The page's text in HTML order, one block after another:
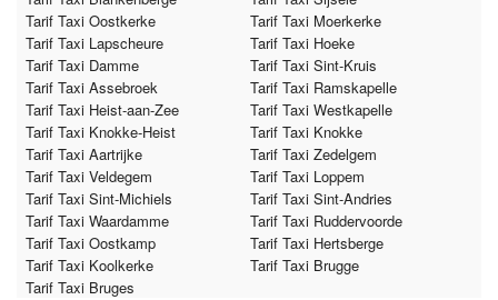
Tarif Taxi Oostkerke
Tarif Taxi Moerkerke
Tarif Taxi Lapscheure
Tarif Taxi Hoeke
Tarif Taxi Damme
Tarif Taxi Sint-Kruis
Tarif Taxi Assebroek
Tarif Taxi Ramskapelle
Tarif Taxi Heist-aan-Zee
Tarif Taxi Westkapelle
Tarif Taxi Knokke-Heist
Tarif Taxi Knokke
Tarif Taxi Aartrijke
Tarif Taxi Zedelgem
Tarif Taxi Veldegem
Tarif Taxi Loppem
Tarif Taxi Sint-Michiels
Tarif Taxi Sint-Andries
Tarif Taxi Waardamme
Tarif Taxi Ruddervoorde
Tarif Taxi Oostkamp
Tarif Taxi Hertsberge
Tarif Taxi Koolkerke
Tarif Taxi Brugge
Tarif Taxi Bruges